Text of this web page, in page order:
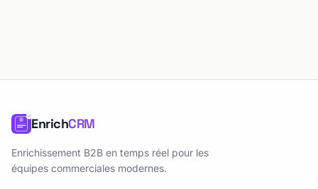
EnrichCRM
Enrichissement B2B en temps réel pour les
équipes commerciales modernes.